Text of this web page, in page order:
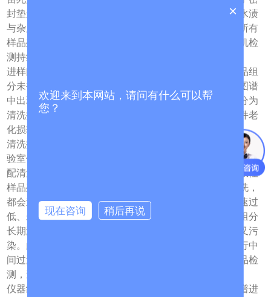
封垫进行超声清洗，清洗后用无尘氮气吹干，杜绝残留水渍
与杂质。长期停机前，必须完成深度清洗，清除阀体内所有
样品残留与盐类物质，防止杂质干结固化，造成后续开机检
测持续性污染。
进样阀引发样品交叉污染，本质是阀体内残留的前次样品组
分未被清除，混入后续检测样品体系，最终体现在色谱图谱
中出现杂峰、峰面积异常、基线紊乱等问题，其成因可分为
清洗操作不当、仪器结构残留、样品与流动相特性、部件老
化损耗四大核心维度，覆盖绝大多数实验室污染场景。
清洗操作不规范是引发交叉污染的最主要人为原因。多数实
验室仅采用单一溶剂快速冲洗流路，未结合样品基质特性匹
配清洗溶剂，性不匹配的杂质无法有效洗脱。例如，高极性
样品残留使用纯乙腈清洗、含盐体系直接用有机溶剂清洗，
都会造成杂质残留堆积。同时，清洗时长不足、冲洗流速过
低、未置换定量环死角残留等粗放操作，会让微量样品组分
长期滞留阀体内，多次进样后残留累积，形成持续性交叉污
染。此外，不同浓度、不同基质样品交替检测时，未执行中
间过渡清洗，高浓度样品微量残留会直接干扰低浓度样品检
测，造成数据偏差。
仪器结构死角残留是难以规避的固有污染诱因。液相色谱进
×
欢迎来到本网站，请问有什么可以帮
您？
现在咨询 稍后再说